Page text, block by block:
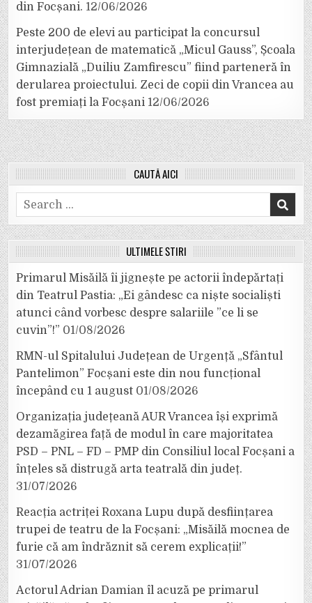
din Focșani. 12/06/2026
Peste 200 de elevi au participat la concursul
interjudețean de matematică „Micul Gauss”, Școala
Gimnazială „Duiliu Zamfirescu” fiind parteneră în
derularea proiectului. Zeci de copii din Vrancea au
fost premiați la Focșani 12/06/2026
CAUTĂ AICI
Search
for:
ULTIMELE ȘTIRI
Primarul Misăilă îi jignește pe actorii îndepărtați
din Teatrul Pastia: „Ei gândesc ca niște socialiști
atunci când vorbesc despre salariile ”ce li se
cuvin”!” 01/08/2026
RMN-ul Spitalului Județean de Urgență „Sfântul
Pantelimon” Focșani este din nou funcțional
începând cu 1 august 01/08/2026
Organizația județeană AUR Vrancea își exprimă
dezamăgirea față de modul în care majoritatea
PSD – PNL – FD – PMP din Consiliul local Focșani a
înțeles să distrugă arta teatrală din județ.
31/07/2026
Reacția actriței Roxana Lupu după desființarea
trupei de teatru de la Focșani: „Misăilă mocnea de
furie că am îndrăznit să cerem explicații!”
31/07/2026
Actorul Adrian Damian îl acuză pe primarul